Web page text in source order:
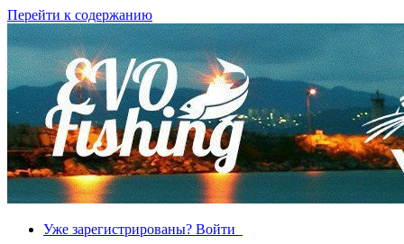
Перейти к содержанию
Уже зарегистрированы? Войти